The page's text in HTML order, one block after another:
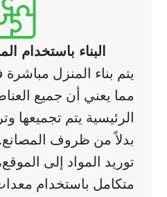
البناء باستخدام
يتم بناء المنزل
مما يعني أن جميع
الرئيسية يتم تجميعها
بدلاً من ظروف
توريد المواد إلى
متكامل باستخدام